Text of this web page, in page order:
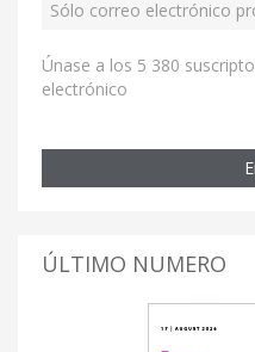
Únase a los 5 380
electrónico
ÚLTIMO NUMERO